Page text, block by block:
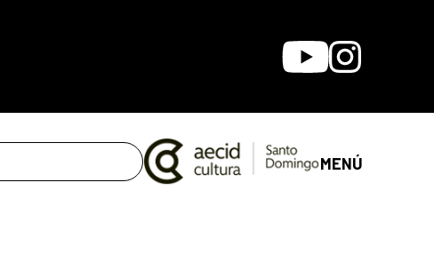
YoutubeInstagram
MENÚ